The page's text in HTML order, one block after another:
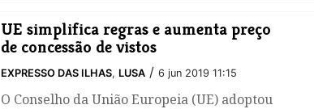
UE simplifica regras e aumenta preço
de concessão de vistos
EXPRESSO DAS ILHAS, LUSA / 6 jun 2019 11:15
O Conselho da União Europeia (UE) adoptou